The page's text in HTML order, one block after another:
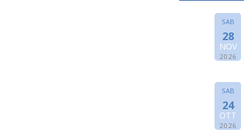
SAB
28
NOV
2026
SAB
24
OTT
2026